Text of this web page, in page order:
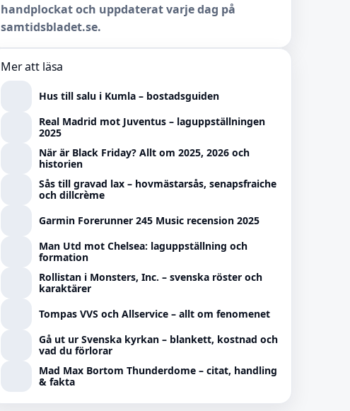
handplockat och uppdaterat varje dag på
samtidsbladet.se.
Mer att läsa
Hus till salu i Kumla – bostadsguiden
Real Madrid mot Juventus – laguppställningen
2025
När är Black Friday? Allt om 2025, 2026 och
historien
Sås till gravad lax – hovmästarsås, senapsfraiche
och dillcrème
Garmin Forerunner 245 Music recension 2025
Man Utd mot Chelsea: laguppställning och
formation
Rollistan i Monsters, Inc. – svenska röster och
karaktärer
Tompas VVS och Allservice – allt om fenomenet
Gå ut ur Svenska kyrkan – blankett, kostnad och
vad du förlorar
Mad Max Bortom Thunderdome – citat, handling
& fakta